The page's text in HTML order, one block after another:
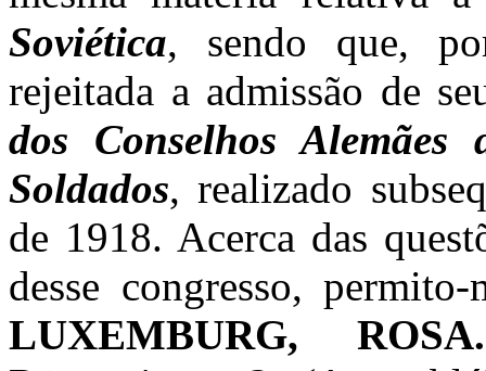
Soviética, sendo que,
rejeitada a admissão de
dos Conselhos Alemães
Soldados, realizado
de 1918. Acerca das
desse congresso,
LUXEMBURG, ROSA.